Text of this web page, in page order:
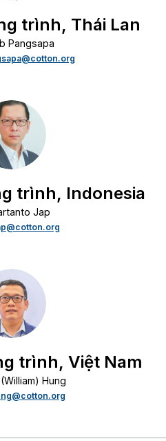
trình, Thái Lan
Pangsapa
trình, Indonesia
Jap
trình, Việt Nam
Hung